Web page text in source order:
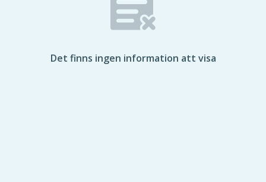
Det finns ingen information att visa